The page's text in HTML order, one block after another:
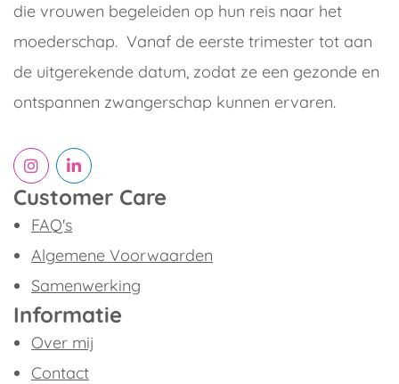
die vrouwen begeleiden op hun reis naar het
moederschap. Vanaf de eerste trimester tot aan
de uitgerekende datum, zodat ze een gezonde en
ontspannen zwangerschap kunnen ervaren.
Customer Care
FAQ's
Algemene Voorwaarden
Samenwerking
Informatie
Over mij
Contact